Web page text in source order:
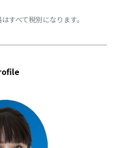
すべて税別になります。